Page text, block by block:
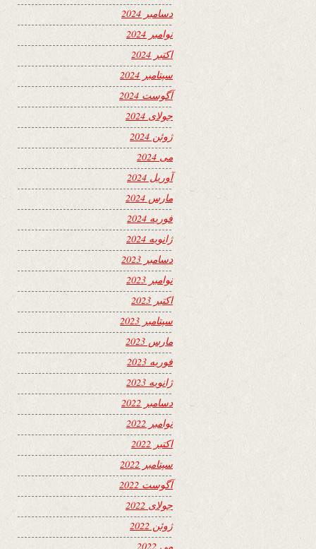
دسامبر 2024
نوامبر 2024
اکتبر 2024
سپتامبر 2024
آگوست 2024
جولای 2024
ژوئن 2024
می 2024
آوریل 2024
مارس 2024
فوریه 2024
ژانویه 2024
دسامبر 2023
نوامبر 2023
اکتبر 2023
سپتامبر 2023
مارس 2023
فوریه 2023
ژانویه 2023
دسامبر 2022
نوامبر 2022
اکتبر 2022
سپتامبر 2022
آگوست 2022
جولای 2022
ژوئن 2022
می 2022